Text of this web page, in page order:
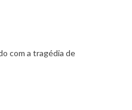
com a tragédia de